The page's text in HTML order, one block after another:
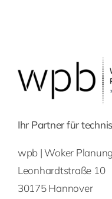
Ihr Partner für
wpb | Woker
Leonhardtstraße 10
30175 Hannover